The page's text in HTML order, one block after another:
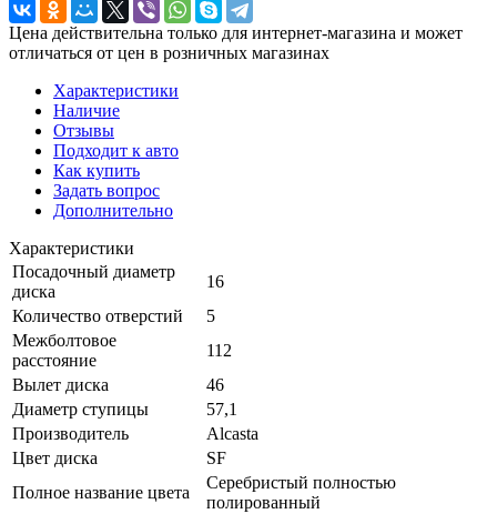
Цена действительна только для интернет-магазина и может
отличаться от цен в розничных магазинах
Характеристики
Наличие
Отзывы
Подходит к авто
Как купить
Задать вопрос
Дополнительно
Характеристики
Посадочный диаметр
диска
16
Количество отверстий
5
Межболтовое
расстояние
112
Вылет диска
46
Диаметр ступицы
57,1
Производитель
Alcasta
Цвет диска
SF
Полное название цвета
Серебристый полностью
полированный